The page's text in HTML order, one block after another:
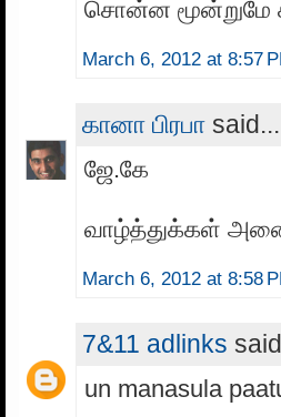
சொன்ன மூன்றுமே
March 6, 2012 at 8:57
கானா பிரபா said...
ஜே.கே
வாழ்த்துக்கள்
March 6, 2012 at 8:58
7&11 adlinks
un manasula